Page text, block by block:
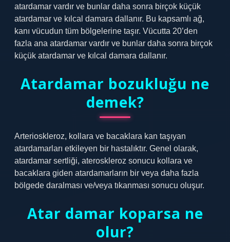
atardamar vardır ve bunlar daha sonra birçok küçük
atardamar ve kılcal damara dallanır. Bu kapsamlı ağ,
kanı vücudun tüm bölgelerine taşır. Vücutta 20’den
fazla ana atardamar vardır ve bunlar daha sonra birçok
küçük atardamar ve kılcal damara dallanır.
Atardamar bozukluğu ne
demek?
Arterioskleroz, kollara ve bacaklara kan taşıyan
atardamarları etkileyen bir hastalıktır. Genel olarak,
atardamar sertliği, ateroskleroz sonucu kollara ve
bacaklara giden atardamarların bir veya daha fazla
bölgede daralması ve/veya tıkanması sonucu oluşur.
Atar damar koparsa ne
olur?